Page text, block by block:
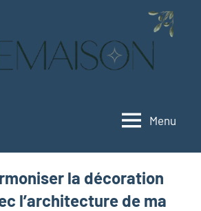
Menu
la décoration
l’architecture de ma